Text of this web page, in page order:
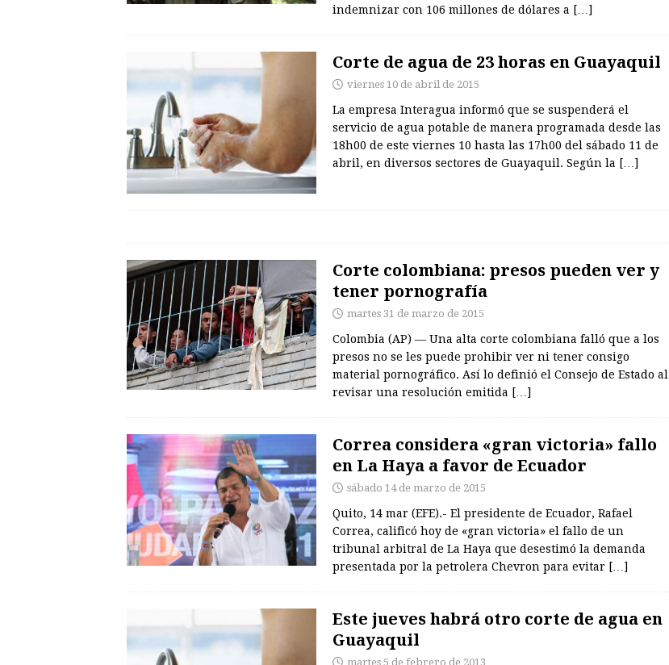
indemnizar con 106 millones de dólares a […]
Corte de agua de 23 horas en Guayaquil
viernes 10 de abril de 2015
La empresa Interagua informó que se suspenderá el
servicio de agua potable de manera programada desde las
18h00 de este viernes 10 hasta las 17h00 del sábado 11 de
abril, en diversos sectores de Guayaquil. Según la […]
Corte colombiana: presos pueden ver y
tener pornografía
martes 31 de marzo de 2015
Colombia (AP) — Una alta corte colombiana falló que a los
presos no se les puede prohibir ver ni tener consigo
material pornográfico. Así lo definió el Consejo de Estado al
revisar una resolución emitida […]
Correa considera «gran victoria» fallo
en La Haya a favor de Ecuador
sábado 14 de marzo de 2015
Quito, 14 mar (EFE).- El presidente de Ecuador, Rafael
Correa, calificó hoy de «gran victoria» el fallo de un
tribunal arbitral de La Haya que desestimó la demanda
presentada por la petrolera Chevron para evitar […]
Este jueves habrá otro corte de agua en
Guayaquil
martes 5 de febrero de 2013